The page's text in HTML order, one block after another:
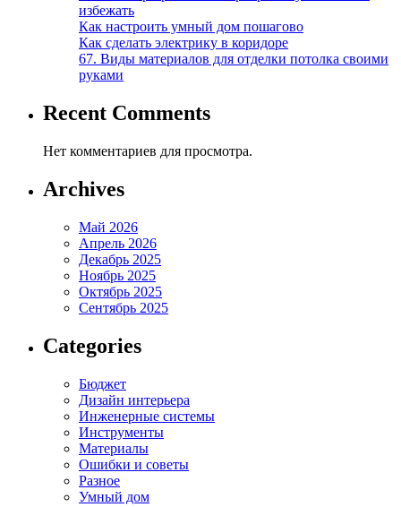
избежать
Как настроить умный дом пошагово
Как сделать электрику в коридоре
67. Виды материалов для отделки потолка своими
руками
Recent Comments
Нет комментариев для просмотра.
Archives
Май 2026
Апрель 2026
Декабрь 2025
Ноябрь 2025
Октябрь 2025
Сентябрь 2025
Categories
Бюджет
Дизайн интерьера
Инженерные системы
Инструменты
Материалы
Ошибки и советы
Разное
Умный дом